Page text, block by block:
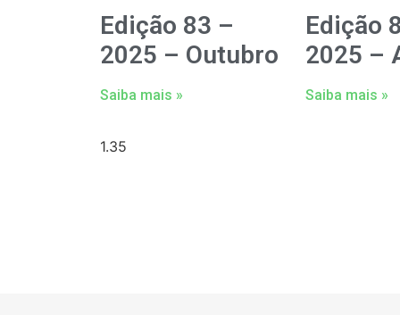
Edição 83 –
2025 – Outubro
Saiba mais »
Edição
2025 –
Saiba mais »